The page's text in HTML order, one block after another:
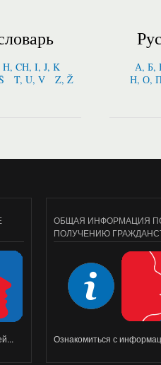
H, CH, I, J, K
T, U, V Z, Ž
А, Б,
Н, О,
ОБЩАЯ ИНФОРМАЦИЯ
ПОЛУЧЕНИЮ
Ознакомиться с